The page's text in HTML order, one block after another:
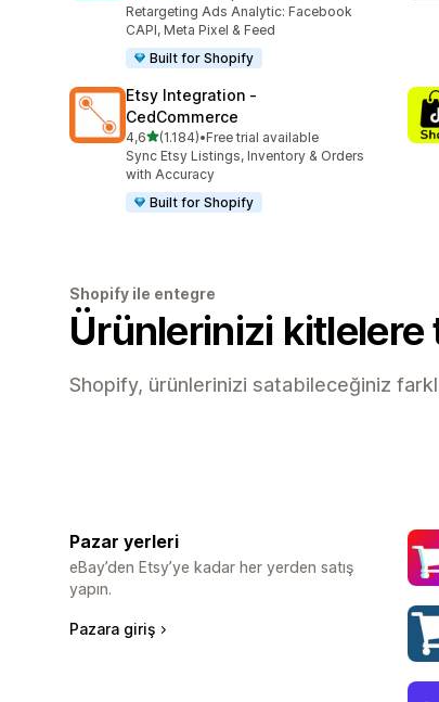
Retargeting Ads Analytic: Facebook
CAPI, Meta Pixel & Feed
Built for Shopify
Etsy Integration ‑
CedCommerce
4,65 yıldız üzerinden
(1.184)
toplam 1184 değerlendirme
•Free trial available
Sync Etsy Listings, Inventory & Orders
with Accuracy
Built for Shopify
Shopify ile entegre
Ürünlerinizi kitlelere
Shopify, ürünlerinizi satabileceğiniz
Pazar yerleri
eBay’den Etsy’ye kadar her yerden satış
yapın.
Pazara giriş